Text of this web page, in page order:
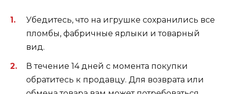
Убедитесь, что на игрушке сохранились все
пломбы, фабричные ярлыки и товарный
вид.
В течение 14 дней с момента покупки
обратитесь к продавцу. Для возврата или